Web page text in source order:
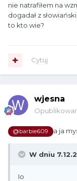
nie natrafiłem na
dogadał z
to kto wie?
Cytuj
wjesna
@barbie609 a ja
W dniu
Io